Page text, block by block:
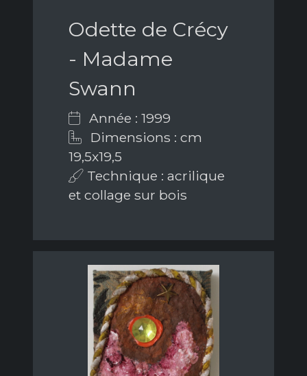
Odette de Crécy
- Madame
Swann
Année : 1999
Dimensions : cm
19,5x19,5
Technique : acrilique
et collage sur bois